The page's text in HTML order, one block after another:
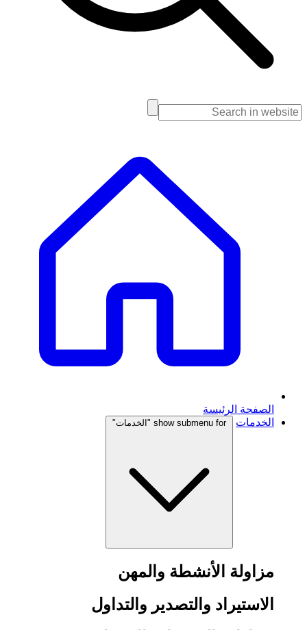
الصفحة الرئيسة
الخدمات
show submenu for "الخدمات"
مزاولة الأنشطة والمهن
الاستيراد والتصدير والتداول